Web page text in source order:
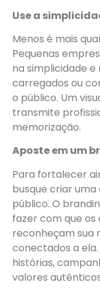
Use a
Menos é mais
Pequenas
na simplicidade e
carregados ou
o público. Um
transmite
memorização.
Aposte em um
Para fortalecer
busque criar
público. O
fazer com que os
reconheçam sua
conectados a
histórias,
valores